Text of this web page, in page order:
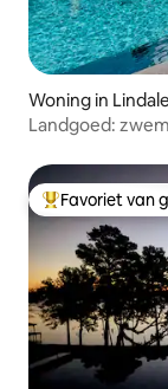
Woning in Lindale
Landgoed:
Topfavoriet
Favoriet van